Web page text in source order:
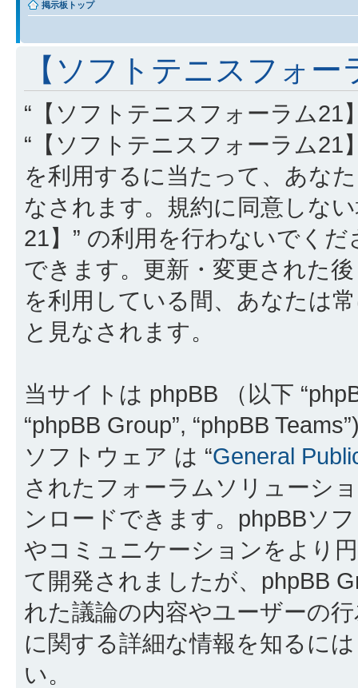
掲示板トップ
【ソフトテニスフォ
“【ソフトテニスフォーラム21
“【ソフトテニスフォーラム21
を利用するに当たって、あな
なされます。規約に同意しな
21】” の利用を行わないでく
できます。更新・変更された
を利用している間、あなたは
と見なされます。
当サイトは phpBB （以下
“phpBB Group”, “phpBB
ソフトウェア は “General
されたフォーラムソリューシ
ンロードできます。phpBBソ
やコミュニケーションをより
て開発されましたが、phpBB
れた議論の内容やユーザーの
に関する詳細な情報を知るに
い。